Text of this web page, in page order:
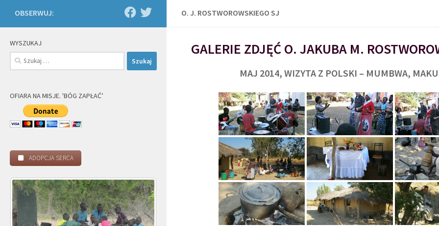
O. J. ROSTWOROWSKIEGO SJ
GALERIE ZDJĘĆ O. JAKUBA M.
MAJ 2014, WIZYTA Z POLSKI – MUMBWA,
OBSERWUJ:
WYSZUKAJ
Szukaj:
OFIARA NA MISJE. 'BÓG ZAPŁAĆ’
ADOPCJA SERCA